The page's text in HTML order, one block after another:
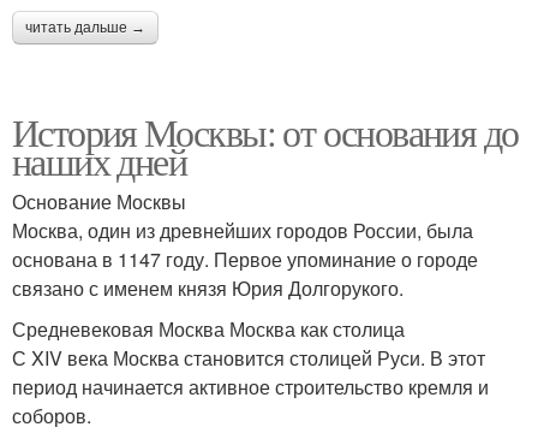
читать дальше →
История Москвы: от основания до
наших дней
Основание Москвы
Москва, один из древнейших городов России, была
основана в 1147 году. Первое упоминание о городе
связано с именем князя Юрия Долгорукого.
Средневековая Москва Москва как столица
С XIV века Москва становится столицей Руси. В этот
период начинается активное строительство кремля и
соборов.